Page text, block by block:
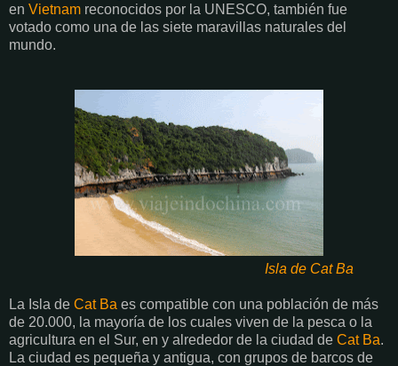
en Vietnam reconocidos por la UNESCO, también fue
votado como una de las siete maravillas naturales del
mundo.
Isla de Cat Ba
La Isla de Cat Ba es compatible con una población de más
de 20.000, la mayoría de los cuales viven de la pesca o la
agricultura en el Sur, en y alrededor de la ciudad de Cat Ba.
La ciudad es pequeña y antigua, con grupos de barcos de